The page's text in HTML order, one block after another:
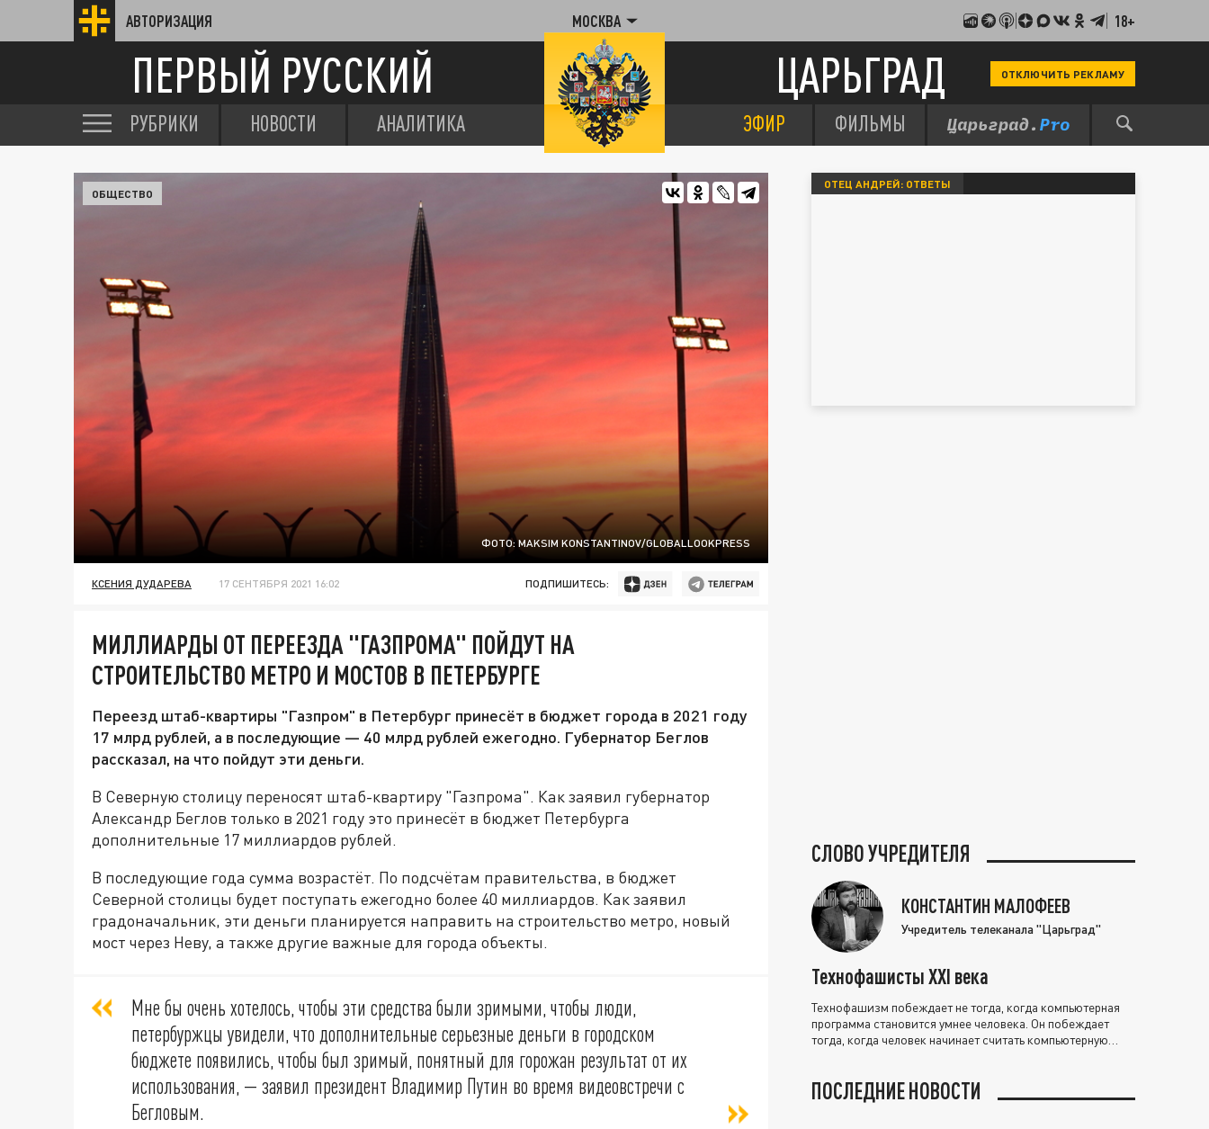
АВТОРИЗАЦИЯ МОСКВА 18+
ПЕРВЫЙ РУССКИЙ ЦАРЬГРАД ОТКЛЮЧИТЬ РЕКЛАМУ
РУБРИКИ НОВОСТИ АНАЛИТИКА ЭФИР ФИЛЬМЫ
ФОТО: MAKSIM KONSTANTINOV/GLOBALLOOKPRESS
ОБЩЕСТВО
КСЕНИЯ ДУДАРЕВА 17 СЕНТЯБРЯ 2021 16:02 ПОДПИШИТЕСЬ:
МИЛЛИАРДЫ ОТ ПЕРЕЕЗДА "ГАЗПРОМА" ПОЙДУТ НА
СТРОИТЕЛЬСТВО МЕТРО И МОСТОВ В ПЕТЕРБУРГЕ
Переезд штаб-квартиры "Газпром" в Петербург принесёт в бюджет города в 2021 году
17 млрд рублей, а в последующие — 40 млрд рублей ежегодно. Губернатор Беглов
рассказал, на что пойдут эти деньги.
В Северную столицу переносят штаб-квартиру "Газпрома". Как заявил губернатор
Александр Беглов только в 2021 году это принесёт в бюджет Петербурга
дополнительные 17 миллиардов рублей.
В последующие года сумма возрастёт. По подсчётам правительства, в бюджет
Северной столицы будет поступать ежегодно более 40 миллиардов. Как заявил
градоначальник, эти деньги планируется направить на строительство метро, новый
мост через Неву, а также другие важные для города объекты.
Мне бы очень хотелось, чтобы эти средства были зримыми, чтобы люди,
петербуржцы увидели, что дополнительные серьезные деньги в городском
бюджете появились, чтобы был зримый, понятный для горожан результат от их
использования, — заявил президент Владимир Путин во время видеовстречи с
Бегловым.
ОТЕЦ АНДРЕЙ: ОТВЕТЫ
СЛОВО УЧРЕДИТЕЛЯ
КОНСТАНТИН МАЛОФЕЕВ
Учредитель телеканала "Царьград"
Технофашисты XXI века
Технофашизм побеждает не тогда, когда компьютерная
программа становится умнее человека. Он побеждает
тогда, когда человек начинает считать компьютерную
ПОСЛЕДНИЕ НОВОСТИ